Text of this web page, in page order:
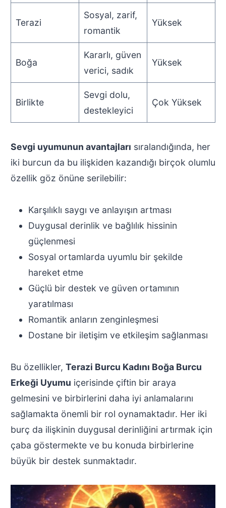
Terazi
Sosyal, zarif,
romantik
Yüksek
Boğa
Kararlı, güven
verici, sadık
Yüksek
Birlikte
Sevgi dolu,
destekleyici
Çok Yüksek
Sevgi uyumunun avantajları sıralandığında, her
iki burcun da bu ilişkiden kazandığı birçok olumlu
özellik göz önüne serilebilir:
Karşılıklı saygı ve anlayışın artması
Duygusal derinlik ve bağlılık hissinin
güçlenmesi
Sosyal ortamlarda uyumlu bir şekilde
hareket etme
Güçlü bir destek ve güven ortamının
yaratılması
Romantik anların zenginleşmesi
Dostane bir iletişim ve etkileşim sağlanması
Bu özellikler, Terazi Burcu Kadını Boğa Burcu
Erkeği Uyumu içerisinde çiftin bir araya
gelmesini ve birbirlerini daha iyi anlamalarını
sağlamakta önemli bir rol oynamaktadır. Her iki
burç da ilişkinin duygusal derinliğini artırmak için
çaba göstermekte ve bu konuda birbirlerine
büyük bir destek sunmaktadır.